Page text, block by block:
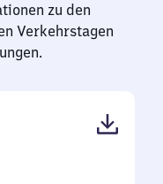
zu den
Verkehrstagen